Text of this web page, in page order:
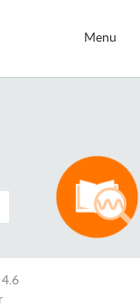
Menu
4.6